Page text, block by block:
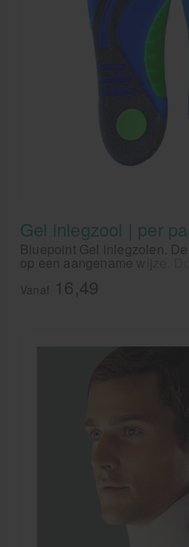
Gel inlegzool | per
Bluepoint Gel inlegzolen.
op een aangename wijze.
flexibiliteit zijn Bluepoint
elke schoen.
Vanaf 16,49